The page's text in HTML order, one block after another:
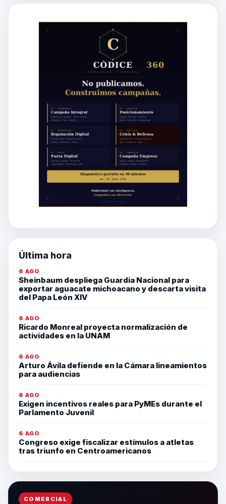
Última hora
6 AGO
Sheinbaum despliega Guardia Nacional para
exportar aguacate michoacano y descarta visita
del Papa León XIV
6 AGO
Ricardo Monreal proyecta normalización de
actividades en la UNAM
6 AGO
Arturo Ávila defiende en la Cámara lineamientos
para audiencias
6 AGO
Exigen incentivos reales para PyMEs durante el
Parlamento Juvenil
6 AGO
Congreso exige fiscalizar estímulos a atletas
tras triunfo en Centroamericanos
COMERCIAL